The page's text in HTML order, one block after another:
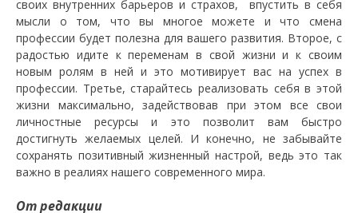
своих внутренних барьеров и страхов, впустить в себя
мысли о том, что вы многое можете и что смена
профессии будет полезна для вашего развития. Второе, с
радостью идите к переменам в свой жизни и к своим
новым ролям в ней и это мотивирует вас на успех в
профессии. Третье, старайтесь реализовать себя в этой
жизни максимально, задействовав при этом все свои
личностные ресурсы и это позволит вам быстро
достигнуть желаемых целей. И конечно, не забывайте
сохранять позитивный жизненный настрой, ведь это так
важно в реалиях нашего современного мира.
От редакции